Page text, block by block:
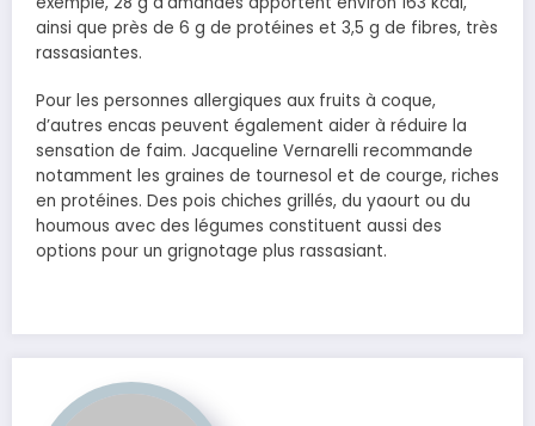
ainsi que près de 6 g de protéines et 3,5 g de fibres, très
rassasiantes.
Pour les personnes allergiques aux fruits à coque,
d’autres encas peuvent également aider à réduire la
sensation de faim. Jacqueline Vernarelli recommande
notamment les graines de tournesol et de courge, riches
en protéines. Des pois chiches grillés, du yaourt ou du
houmous avec des légumes constituent aussi des
options pour un grignotage plus rassasiant.